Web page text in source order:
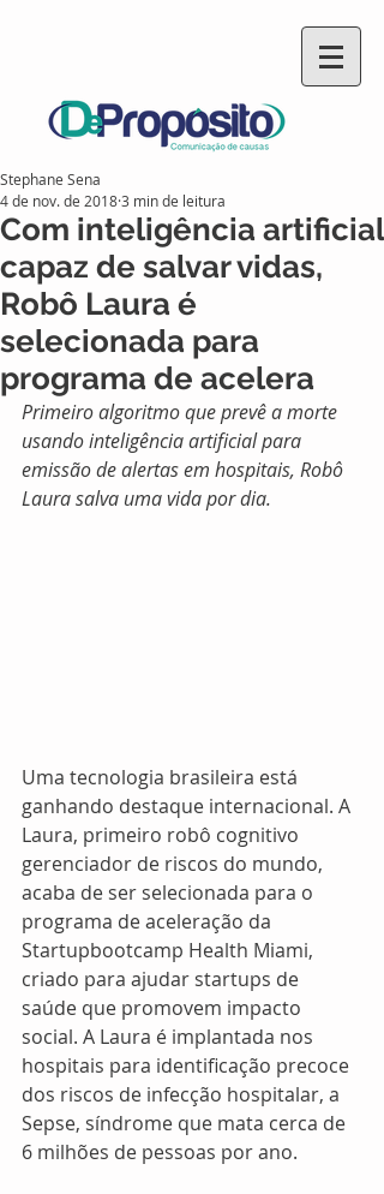
Com inteligência artificial
capaz de salvar vidas,
Robô Laura é
selecionada para
programa de acelera
Stephane Sena
4 de nov. de 20183 min de leitura
Primeiro algoritmo que prevê a morte
usando inteligência artificial para
emissão de alertas em hospitais, Robô
Laura salva uma vida por dia.
Uma tecnologia brasileira está
ganhando destaque internacional. A
Laura, primeiro robô cognitivo
gerenciador de riscos do mundo,
acaba de ser selecionada para o
programa de aceleração da
Startupbootcamp Health Miami,
criado para ajudar startups de
saúde que promovem impacto
social. A Laura é implantada nos
hospitais para identificação precoce
dos riscos de infecção hospitalar, a
Sepse, síndrome que mata cerca de
6 milhões de pessoas por ano.